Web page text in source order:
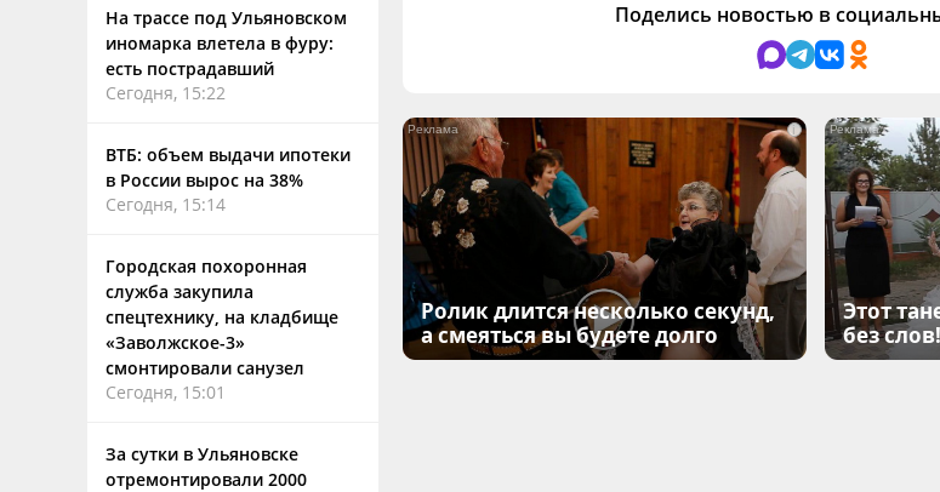
На трассе под Ульяновском
иномарка влетела в фуру:
есть пострадавший
Сегодня, 15:22
ВТБ: объем выдачи ипотеки
в России вырос на 38%
Сегодня, 15:14
Городская похоронная
служба закупила
спецтехнику, на кладбище
«Заволжское-3»
смонтировали санузел
Сегодня, 15:01
За сутки в Ульяновске
отремонтировали 2000
Поделись новостью в
i
Ролик длится несколько секунд,
а смеяться вы будете долго
Этот
без